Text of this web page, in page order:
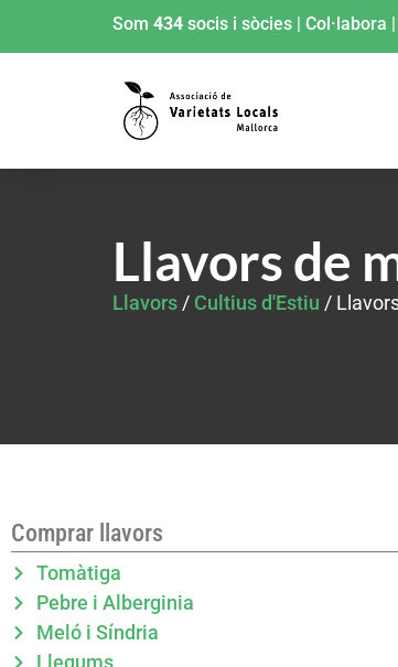
Som 434 socis i sòcies | Col·labora |
Llavors de
Llavors/ Cultius d'Estiu /
Comprar llavors
Tomàtiga
Pebre i Alberginia
Meló i Síndria